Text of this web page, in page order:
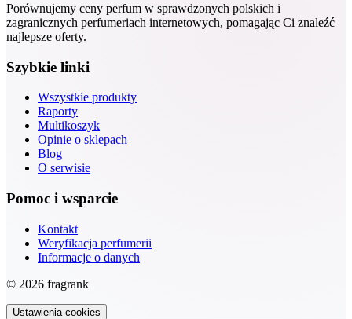
Porównujemy ceny perfum w sprawdzonych polskich i
zagranicznych perfumeriach internetowych, pomagając Ci znaleźć
najlepsze oferty.
Szybkie linki
Wszystkie produkty
Raporty
Multikoszyk
Opinie o sklepach
Blog
O serwisie
Pomoc i wsparcie
Kontakt
Weryfikacja perfumerii
Informacje o danych
© 2026 fragrank
Ustawienia cookies